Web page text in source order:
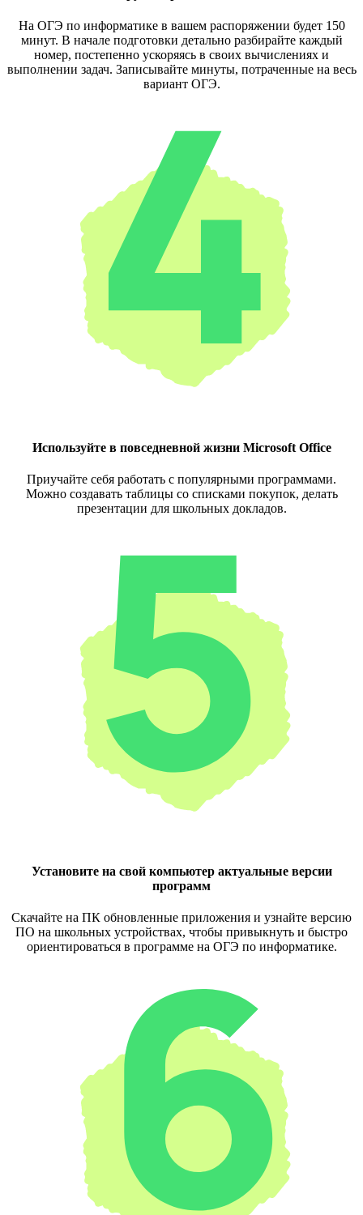
На ОГЭ по информатике в вашем распоряжении будет 150
минут. В начале подготовки детально разбирайте каждый
номер, постепенно ускоряясь в своих вычислениях и
выполнении задач. Записывайте минуты, потраченные на весь
вариант ОГЭ.
Используйте в повседневной жизни Microsoft Office
Приучайте себя работать с популярными программами.
Можно создавать таблицы со списками покупок, делать
презентации для школьных докладов.
Установите на свой компьютер актуальные версии
программ
Скачайте на ПК обновленные приложения и узнайте версию
ПО на школьных устройствах, чтобы привыкнуть и быстро
ориентироваться в программе на ОГЭ по информатике.